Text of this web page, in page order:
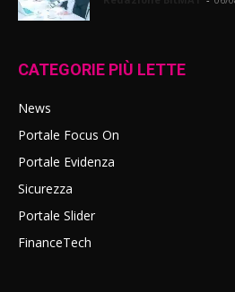
CATEGORIE PIÙ LETTE
News
Portale Focus On
Portale Evidenza
Sicurezza
Portale Slider
FinanceTech